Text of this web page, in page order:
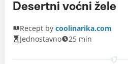
Desertni voćni žele
Recept by coolinarika.com
Jednostavno
25 min